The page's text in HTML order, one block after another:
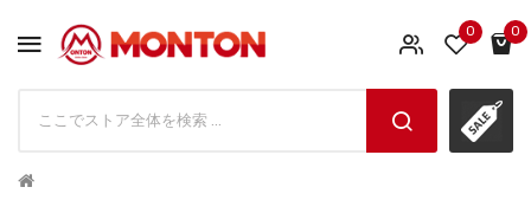
0 0